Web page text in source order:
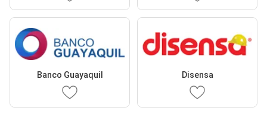
Banco Guayaquil Disensa